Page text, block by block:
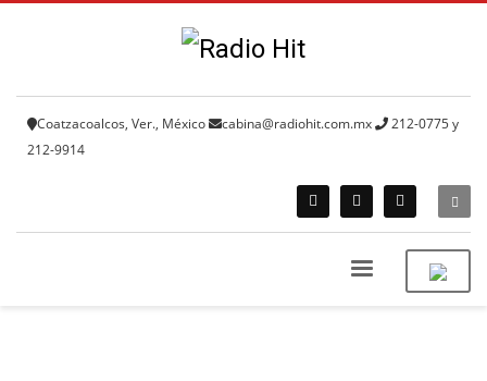
Coatzacoalcos, Ver., México cabina@radiohit.com.mx
212-0775 y
212-9914